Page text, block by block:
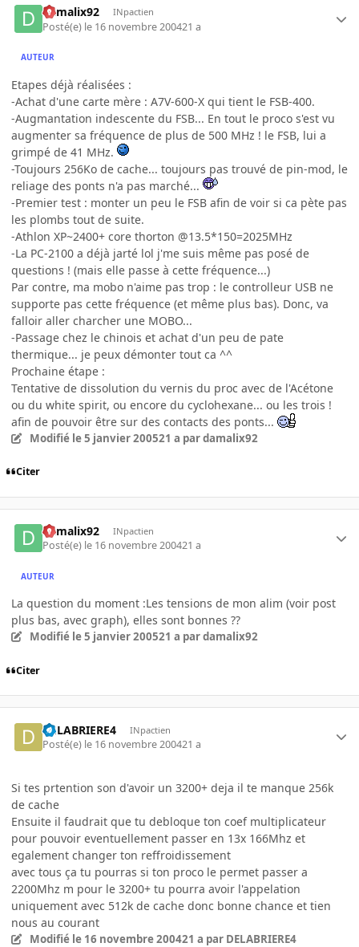
damalix92 INpactien
Posté(e) le 16 novembre 200421 a
AUTEUR
Etapes déjà réalisées :
-Achat d'une carte mère : A7V-600-X qui tient le FSB-400.
-Augmantation indescente du FSB... En tout le proco s'est vu
augmenter sa fréquence de plus de 500 MHz ! le FSB, lui a
grimpé de 41 MHz.
-Toujours 256Ko de cache... toujours pas trouvé de pin-mod, le
reliage des ponts n'a pas marché...
-Premier test : monter un peu le FSB afin de voir si ca pète pas
les plombs tout de suite.
-Athlon XP~2400+ core thorton @13.5*150=2025MHz
-La PC-2100 a déjà jarté lol j'me suis même pas posé de
questions ! (mais elle passe à cette fréquence...)
Par contre, ma mobo n'aime pas trop : le controlleur USB ne
supporte pas cette fréquence (et même plus bas). Donc, va
falloir aller charcher une MOBO...
-Passage chez le chinois et achat d'un peu de pate
thermique... je peux démonter tout ca ^^
Prochaine étape :
Tentative de dissolution du vernis du proc avec de l'Acétone
ou du white spirit, ou encore du cyclohexane... ou les trois !
afin de pouvoir être sur des contacts des ponts...
Modifié le 5 janvier 200521 a par damalix92
Citer
damalix92 INpactien
Posté(e) le 16 novembre 200421 a
AUTEUR
La question du moment :Les tensions de mon alim (voir post
plus bas, avec graph), elles sont bonnes ??
Modifié le 5 janvier 200521 a par damalix92
Citer
DELABRIERE4 INpactien
Posté(e) le 16 novembre 200421 a
Si tes prtention son d'avoir un 3200+ deja il te manque 256k
de cache
Ensuite il faudrait que tu debloque ton coef multiplicateur
pour pouvoir eventuellement passer en 13x 166Mhz et
egalement changer ton reffroidissement
avec tous ça tu pourras si ton proco le permet passer a
2200Mhz m pour le 3200+ tu pourra avoir l'appelation
uniquement avec 512k de cache donc bonne chance et tien
nous au courant
Modifié le 16 novembre 200421 a par DELABRIERE4